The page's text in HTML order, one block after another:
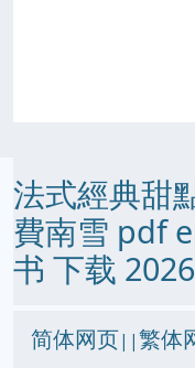
法式經典甜
費南雪 pdf
书 下载 2026
简体网页||繁体